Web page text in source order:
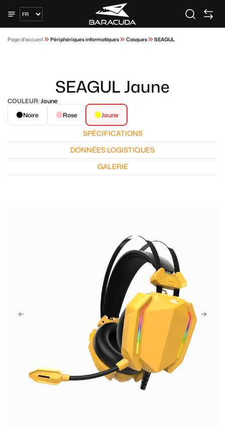
Page d'accueil Périphériques informatiques Casques SEAGUL
SEAGUL Jaune
COULEUR:Jaune
Noire
Rose Jaune
SPÉCIFICATIONS
DONNÉES LOGISTIQUES
GALERIE